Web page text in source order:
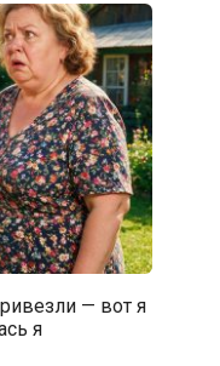
— вот я
я